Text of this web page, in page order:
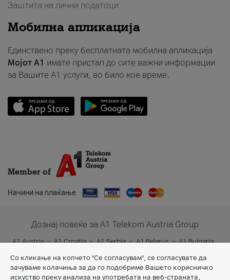
Заштита на лични податоци
Мобилна апликација
Единствено преку бесплатната мобилна апликација
Мојот A1 имате пристап до сите важни информации
за Вашите A1 услуги, во било кое време.
Member of
Начини на плаќање
Дознај повеќе за A1 Telekom Austria Group
A1 Austria A1 Croatia A1 Serbia A1 Belarus
A1 Bulgaria
Со кликање на копчето "Се согласувам", се согласувате да
зачуваме колачиња за да го подобриме Вашето корисничко
искуство преку анализа на употребата на веб-страната,